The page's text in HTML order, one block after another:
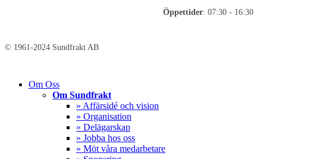
Öppettider: 07:30 - 16:30
© 1961-2024 Sundfrakt AB
Close
Om Oss
Om Sundfrakt
» Affärsidé och vision
» Organisation
» Delägarskap
» Jobba hos oss
» Möt våra medarbetare